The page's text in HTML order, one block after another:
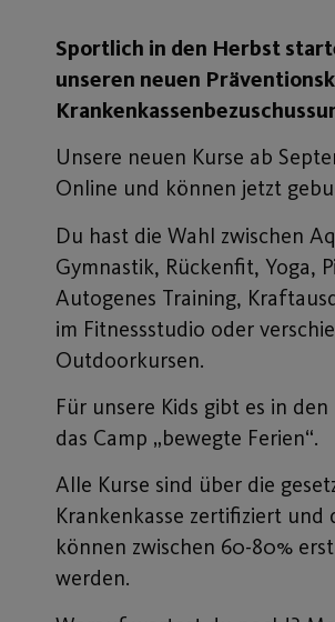
Sportlich in den Herbst
unseren neuen
Unsere neuen Kurse ab
Online und können jetzt
Du hast die Wahl zwischen
Gymnastik, Rückenfit, Yoga,
Autogenes Training,
im Fitnessstudio oder
Outdoorkursen.
Für unsere Kids gibt es in
das Camp „bewegte Ferien“.
Alle Kurse sind über die
Krankenkasse zertifiziert und
können zwischen 60-80%
werden.